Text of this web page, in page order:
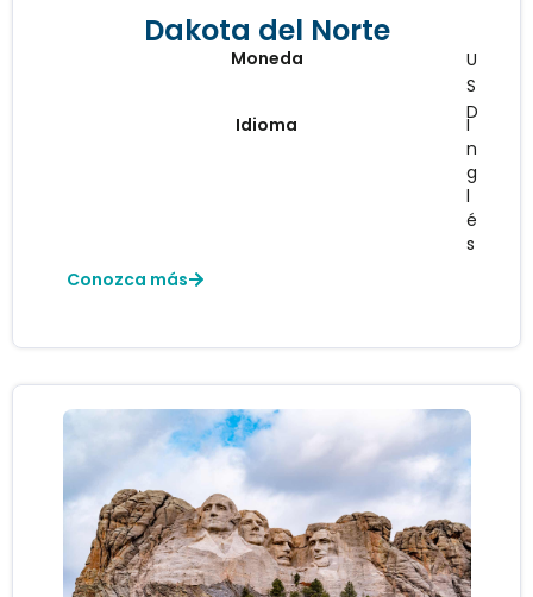
Dakota del Norte
Moneda
U
S
D
Idioma
I
n
g
l
é
s
Conozca más